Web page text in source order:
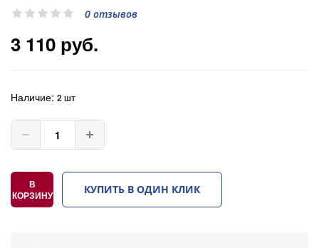
0 отзывов
3 110 руб.
Наличие: 2 шт
В
КОРЗИНУ
КУПИТЬ В ОДИН КЛИК